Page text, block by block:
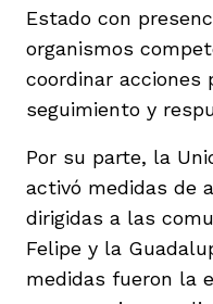
Estado con
organismos
coordinar acciones
seguimiento y
Por su parte, la
activó medidas de
dirigidas a las
Felipe y la
medidas fueron la